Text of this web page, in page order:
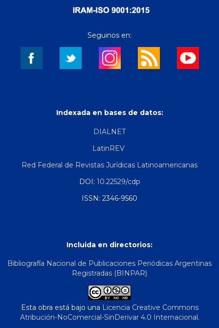
Seguinos en:
Indexada en bases de datos:
DIALNET
LatinREV
Red Federal de Revistas Jurídicas Latinoamericanas
DOI: 10.22529/cdp
ISSN: 2346-9560
Incluida en directorios:
Bibliografía Nacional de Publicaciones Periódicas Argentinas
Registradas (BINPAR)
Esta obra está bajo una Licencia Creative Commons
Atribución-NoComercial-SinDerivar 4.0 Internacional.